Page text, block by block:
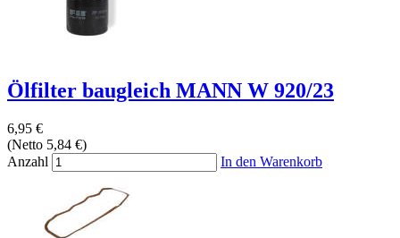
Ölfilter baugleich MANN W 920/23
6,95 €
(Netto 5,84 €)
Anzahl
In den Warenkorb